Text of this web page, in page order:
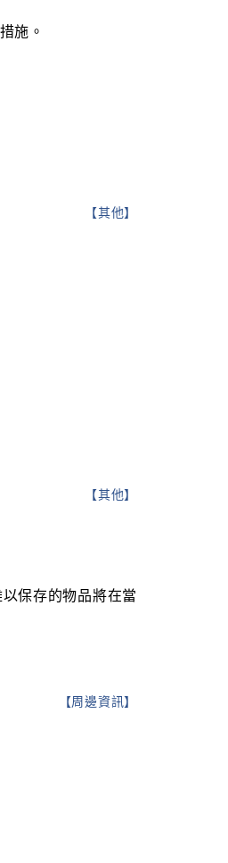
施。
【其他】
【其他】
保存的物品將在當
【周邊資訊】